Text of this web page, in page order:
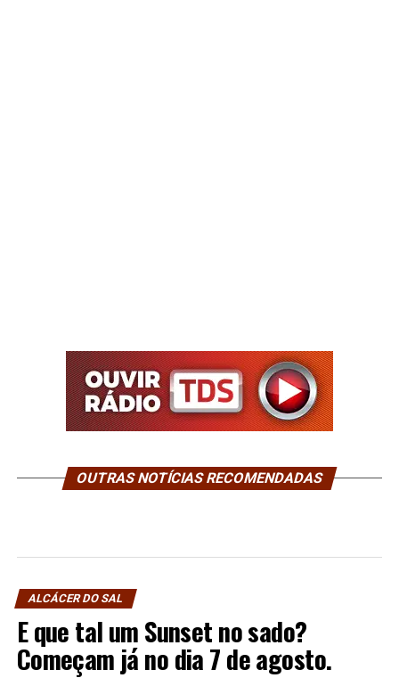
OUTRAS NOTÍCIAS RECOMENDADAS
ALCÁCER DO SAL
E que tal um Sunset no sado?
Começam já no dia 7 de agosto.